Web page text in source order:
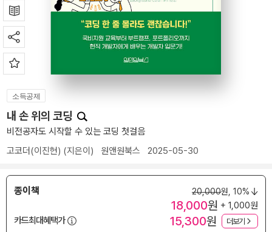
소득공제
내 손 위의 코딩
비전공자도 시작할 수 있는 코딩 첫걸음
고코더(이진현) (지은이) 원앤원북스 2025-05-30
종이책 20,000원, 10%
18,000원 + 1,000원
카드최대혜택가
15,300원 더보기